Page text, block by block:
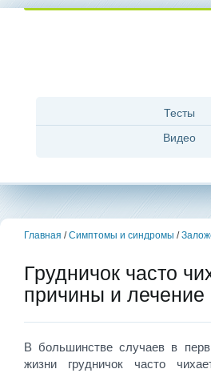
Тесты
Видео
Главная / Симптомы и синдромы /
Грудничок часто
причины и лечение
В большинстве случаев в
жизни грудничок часто